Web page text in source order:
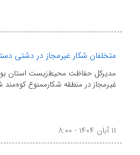
متخلفان شکار غیرمجاز در دشتی
غیرمجاز در منطقه شکارممنوع کوه‌مند